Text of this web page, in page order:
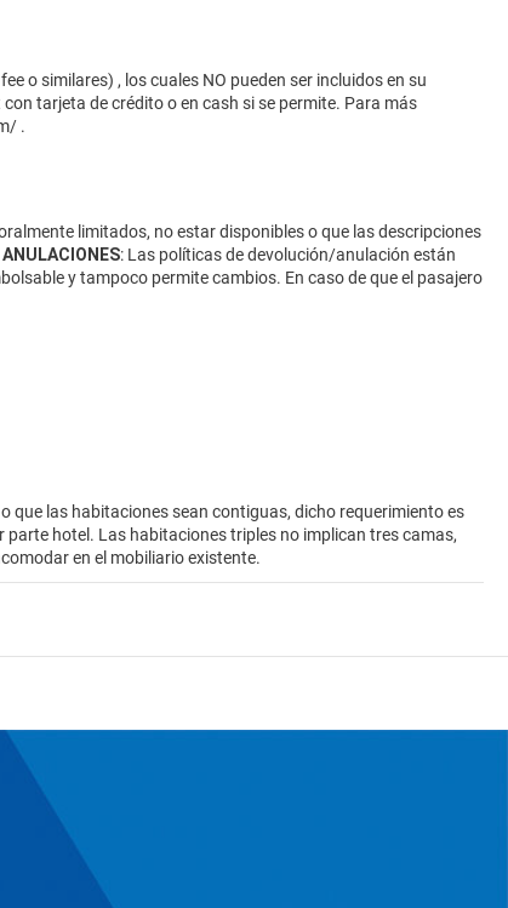
o similares) , los cuales NO pueden ser incluidos en su
tarjeta de crédito o en cash si se permite. Para más
.
limitados, no estar disponibles o que las descripciones
: Las políticas de devolución/anulación están
y tampoco permite cambios. En caso de que el pasajero
que las habitaciones sean contiguas, dicho requerimiento es
parte hotel. Las habitaciones triples no implican tres camas,
en el mobiliario existente.